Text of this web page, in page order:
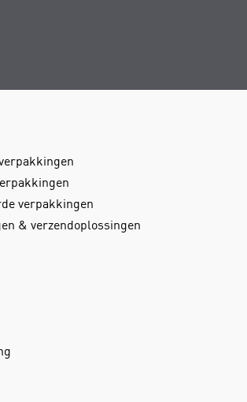
verpakkingen
& verzendoplossingen